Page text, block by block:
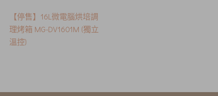
【停售】16L微電腦烘培調
理烤箱 MG-DV1601M (獨立
溫控)